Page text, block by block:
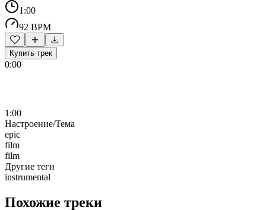
1:00
92 BPM
Купить трек
0:00
1:00
Настроение/Тема
epic
film
film
Другие теги
instrumental
Похожие треки